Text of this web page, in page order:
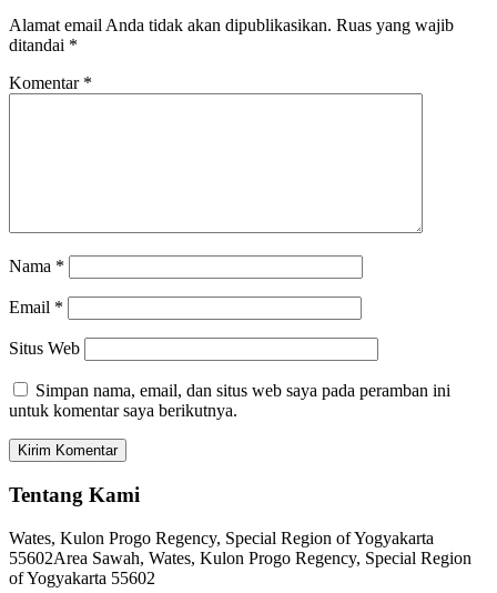
Alamat email Anda tidak akan dipublikasikan. Ruas yang wajib
ditandai *
Komentar *
Nama *
Email *
Situs Web
Simpan nama, email, dan situs web saya pada peramban ini
untuk komentar saya berikutnya.
Tentang Kami
Wates, Kulon Progo Regency, Special Region of Yogyakarta
55602Area Sawah, Wates, Kulon Progo Regency, Special Region
of Yogyakarta 55602